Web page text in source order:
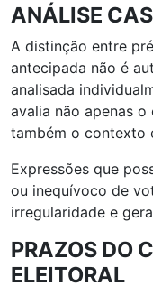
ANÁLISE
A distinção entre
antecipada não é
analisada
avalia não apenas o
também o contexto
Expressões que
ou inequívoco de
irregularidade e
PRAZOS DO
ELEITORAL